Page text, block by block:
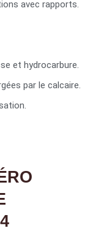
avec rapports.
et hydrocarbure.
par le calcaire.